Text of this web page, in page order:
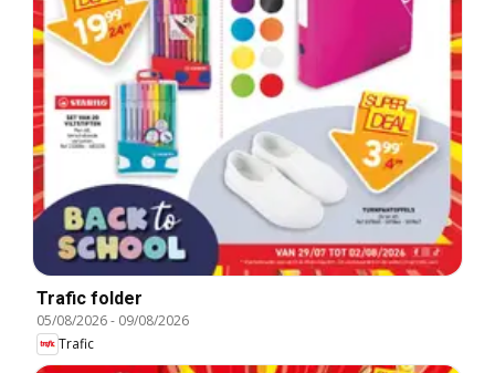
Trafic folder
05/08/2026- 09/08/2026
Trafic